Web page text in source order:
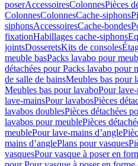
poserAccessoiresColonnesPièces
ColonnesColonnesCache-siphons
siphonsAccessoiresCache-bondes
fixationHabillages cache-siphons
jointsDosseretsKits de consoles
meuble basPacks lavabo pour
détachées pour Packs lavabo pour
de salle de bainsMeubles bas pour
Meubles bas pour lavaboPour
lave-mainsPour lavabosPièces
lavabos doublesPièces détachées
lavabos pour meublePièces
meublePour lave-mains d’angle
mains d’anglePlans pour vasques
vasquesPour vasque à poser en